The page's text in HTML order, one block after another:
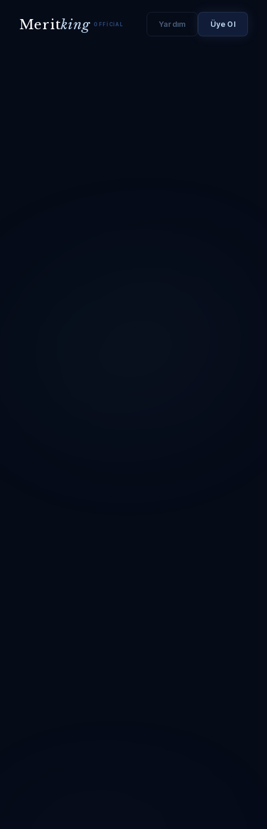
Meritking OFFICIAL Yardım Üye Ol